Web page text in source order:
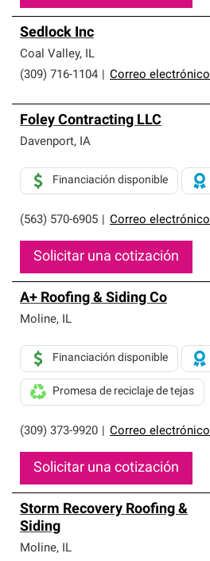
Sedlock Inc
Coal Valley, IL
(309) 716-1104
Correo electrónico
Foley Contracting LLC
Davenport, IA
(563) 570-6905 Correo electrónico
Financiación disponible
Solicitar una cotización
A+ Roofing & Siding Co
Moline, IL
(309) 373-9920 Correo electrónico
Financiación disponible
Promesa de reciclaje de tejas
Solicitar una cotización
Storm Recovery Roofing &
Siding
Moline, IL